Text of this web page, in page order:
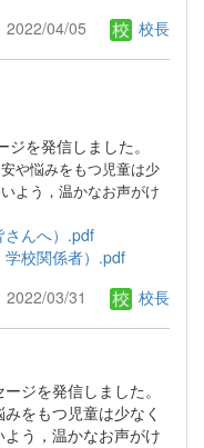
2022/04/05 校長
を発信しました。
や悩みをもつ児童は少
よう，温かなお声がけ
さんへ）.pdf
校関係者）.pdf
2022/03/31 校長
ジを発信しました。
をもつ児童は少なく
う，温かなお声がけ